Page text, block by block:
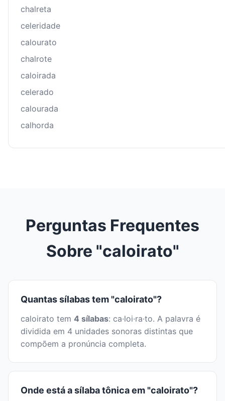
chalreta
celeridade
calourato
chalrote
caloirada
celerado
calourada
calhorda
Perguntas Frequentes
Sobre "caloirato"
Quantas sílabas tem "caloirato"?
caloirato tem 4 sílabas: ca·loi·ra·to. A palavra é
dividida em 4 unidades sonoras distintas que
compõem a pronúncia completa.
Onde está a sílaba tônica em "caloirato"?